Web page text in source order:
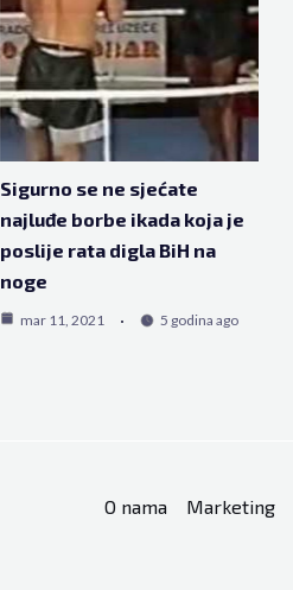
Sigurno se ne sjećate
najluđe borbe ikada koja je
poslije rata digla BiH na
noge
mar 11, 2021 5 godina ago
O nama Marketing